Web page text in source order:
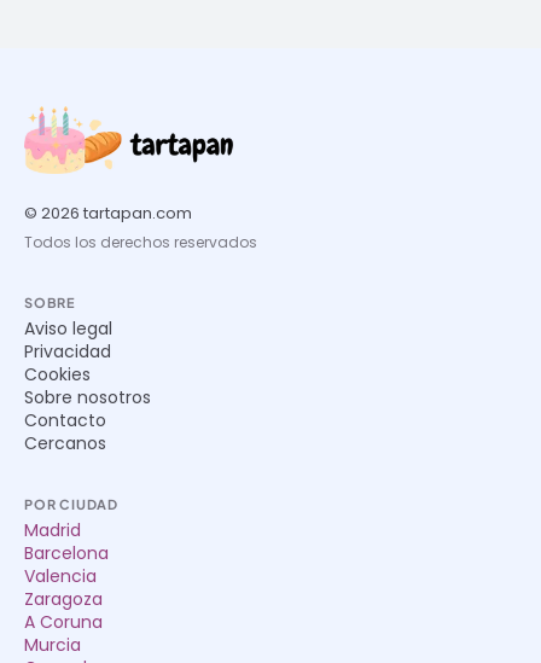
© 2026 tartapan.com
Todos los derechos reservados
SOBRE
Aviso legal
Privacidad
Cookies
Sobre nosotros
Contacto
Cercanos
POR CIUDAD
Madrid
Barcelona
Valencia
Zaragoza
A Coruna
Murcia